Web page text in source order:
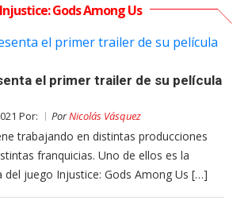
Injustice: Gods Among Us
el primer trailer de su película
Por: PorNicolás Vásquez
trabajando en distintas producciones
franquicias. Uno de ellos es la
del juego Injustice: Gods Among Us […]